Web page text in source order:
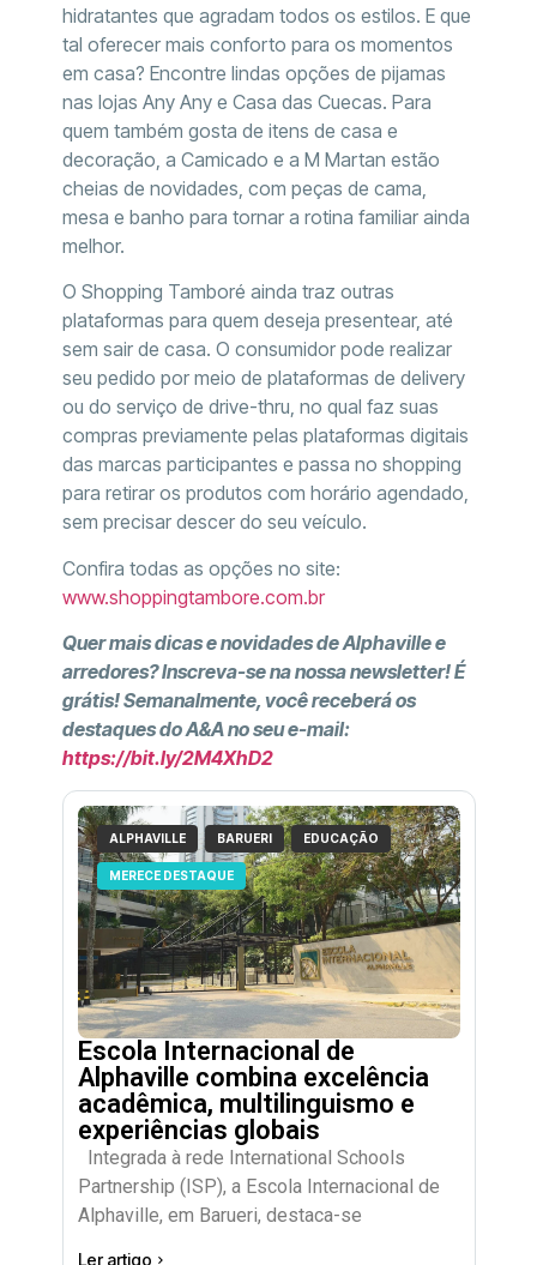
hidratantes que agradam todos os estilos. E que
tal oferecer mais conforto para os momentos
em casa? Encontre lindas opções de pijamas
nas lojas Any Any e Casa das Cuecas. Para
quem também gosta de itens de casa e
decoração, a Camicado e a M Martan estão
cheias de novidades, com peças de cama,
mesa e banho para tornar a rotina familiar ainda
melhor.
O Shopping Tamboré ainda traz outras
plataformas para quem deseja presentear, até
sem sair de casa. O consumidor pode realizar
seu pedido por meio de plataformas de delivery
ou do serviço de drive-thru, no qual faz suas
compras previamente pelas plataformas digitais
das marcas participantes e passa no shopping
para retirar os produtos com horário agendado,
sem precisar descer do seu veículo.
Confira todas as opções no site:
www.shoppingtambore.com.br
Quer mais dicas e novidades de Alphaville e
arredores? Inscreva-se na nossa newsletter! É
grátis! Semanalmente, você receberá os
destaques do A&A no seu e-mail:
https://bit.ly/2M4XhD2
ALPHAVILLE BARUERI EDUCAÇÃO
MERECE DESTAQUE
Escola Internacional de
Alphaville combina excelência
acadêmica, multilinguismo e
experiências globais
Integrada à rede International Schools
Partnership (ISP), a Escola Internacional de
Alphaville, em Barueri, destaca-se
Ler artigo